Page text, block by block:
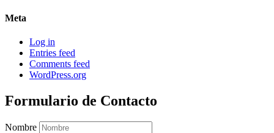
Meta
Log in
Entries feed
Comments feed
WordPress.org
Formulario de Contacto
Nombre